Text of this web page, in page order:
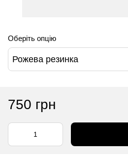
Оберіть опцію
Рожева резинка
750 грн